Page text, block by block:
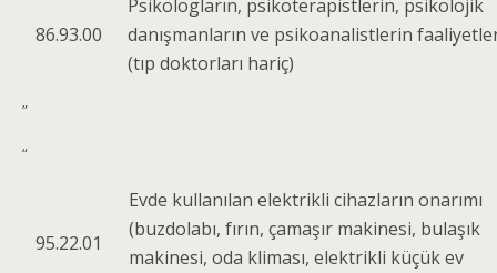
86.93.00
Psikologların, psikoterapistlerin, psikolojik
danışmanların ve psikoanalistlerin
(tıp doktorları hariç)
”
“
95.22.01
Evde kullanılan elektrikli cihazların onarımı
(buzdolabı, fırın, çamaşır makinesi, bulaşık
makinesi, oda kliması, elektrikli küçük ev